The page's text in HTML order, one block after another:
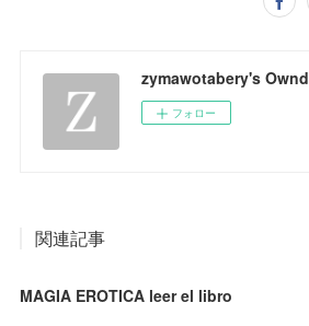
zymawotabery's Ownd
フォロー
関連記事
MAGIA EROTICA leer el libro